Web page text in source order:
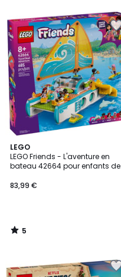
LEGO
LEGO Friends - L'aventure en
bateau 42664 pour enfants de
83,99 €
5
/
5
5
/